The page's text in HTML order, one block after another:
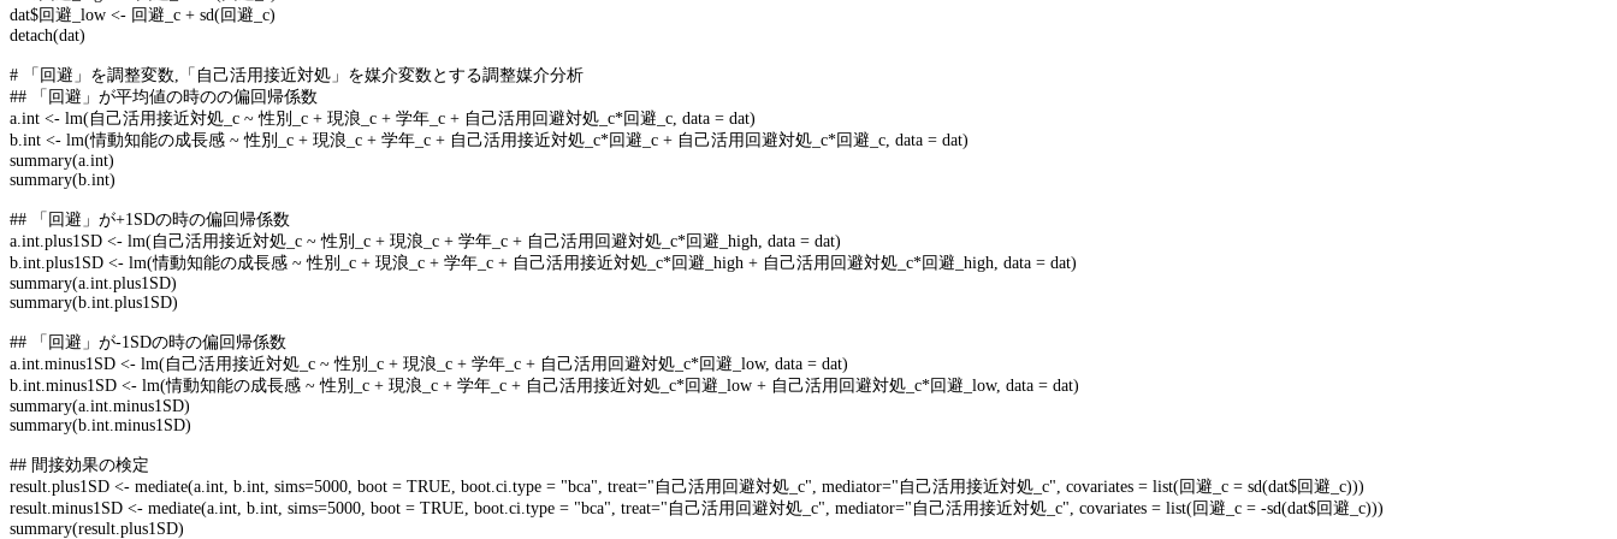
dat$回避 _low <- 回避 _c + sd(回避 _c)
detach(dat)
# 「回避」を調整変数, 「自己活用接近対処」を媒介変数とする調整媒介分析
##
「回避」が平均値の時のの偏回帰係数
a.int <- lm(自己活用接近対処 _c ~性別 _c + 現浪 _c + 学年 _c + 自己活用回避対処 _c*回避 _c, data = dat)
b.int <- lm(情動知能の成長感 ~性別 _c + 現浪 _c + 学年 _c + 自己活用接近対処 _c*回避 _c + 自己活用回避対処 _c*回避 _c, data = dat)
summary(a.int)
summary(b.int)
## 「回避」が+1SDの時の偏回帰係数
a.int.plus1SD <- lm(自己活用接近対処 _c ~性別 _c + 現浪 _c + 学年 _c + 自己活用回避対処 _c*回避 _high, data = dat)
b.int.plus1SD <- lm(情動知能の成長感 ~性別 _c + 現浪 _c + 学年 _c + 自己活用接近対処 _c*回避 _high + 自己活用回避対処 _c*回避 _high, data = dat)
summary(a.int.plus1SD)
summary(b.int.plus1SD)
## 「回避」が-1SDの時の偏回帰係数
a.int.minus1SD <- lm(自己活用接近対処 _c ~性別 _c + 現浪 _c + 学年 _c + 自己活用回避対処 _c*回避 _low, data = dat)
b.int.minus1SD <- lm(情動知能の成長感 ~性別 _c + 現浪 _c + 学年 _c + 自己活用接近対処 _c*回避 _low + 自己活用回避対処 _c*回避 _low, data = dat)
summary(a.int.minus1SD)
summary(b.int.minus1SD)
## 間接効果の検定
result.plus1SD <- mediate(a.int, b.int, sims=5000, boot = TRUE, boot.ci.type = "bca", treat=" 自己活用回避対処 _c", mediator=" 自己活用接近対処 _c", covariates = list(回避 _c = sd(dat$回避 _c)))
result.minus1SD <- mediate(a.int, b.int, sims=5000, boot = TRUE, boot.ci.type = "bca", treat=" 自己活用回避対処 _c", mediator=" 自己活用接近対処 _c", covariates = list(回避 _c = -sd(dat$回避 _c)))
summary(result.plus1SD)